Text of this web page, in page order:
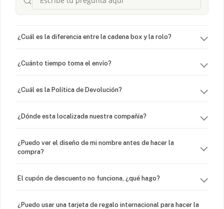
¿Cuál es la diferencia entre la cadena box y la rolo?
¿Cuánto tiempo toma el envío?
¿Cuál es la Política de Devolución?
¿Dónde esta localizada nuestra compañía?
¿Puedo ver el diseño de mi nombre antes de hacer la
compra?
El cupón de descuento no funciona, ¿qué hago?
¿Puedo usar una tarjeta de regalo internacional para hacer la